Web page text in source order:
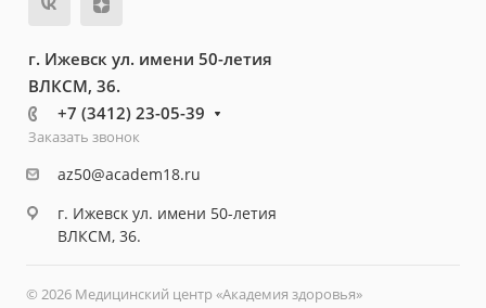
г. Ижевск ул. имени 50-летия
ВЛКСМ, 36.
+7 (3412) 23-05-39
Заказать звонок
az50@academ18.ru
г. Ижевск ул. имени 50-летия
ВЛКСМ, 36.
© 2026 Медицинский центр «Академия здоровья»